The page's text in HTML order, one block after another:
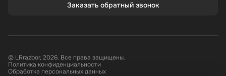
Заказать обратный звонок
© LRrazbor, 2026. Все права защищены.
Политика конфиденциальности
Обработка персональных данных